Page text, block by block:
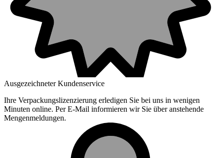
Ausgezeichneter Kundenservice
Ihre Verpackungslizenzierung erledigen Sie bei uns in wenigen
Minuten online. Per E-Mail informieren wir Sie über anstehende
Mengenmeldungen.